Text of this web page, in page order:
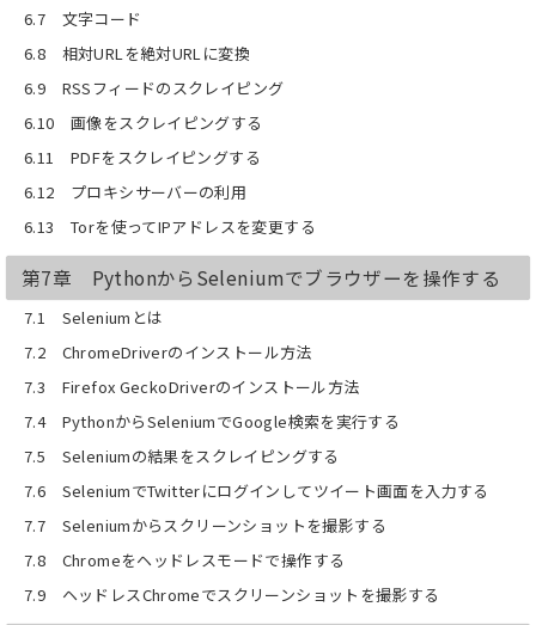
6.7 文字コード
6.8 相対URLを絶対URLに変換
6.9 RSSフィードのスクレイピング
6.10 画像をスクレイピングする
6.11 PDFをスクレイピングする
6.12 プロキシサーバーの利用
6.13 Torを使ってIPアドレスを変更する
第7章 PythonからSeleniumでブラウザーを操作する
7.1 Seleniumとは
7.2 ChromeDriverのインストール方法
7.3 Firefox GeckoDriverのインストール方法
7.4 PythonからSeleniumでGoogle検索を実行する
7.5 Seleniumの結果をスクレイピングする
7.6 SeleniumでTwitterにログインしてツイート画面を入力する
7.7 Seleniumからスクリーンショットを撮影する
7.8 Chromeをヘッドレスモードで操作する
7.9 ヘッドレスChromeでスクリーンショットを撮影する